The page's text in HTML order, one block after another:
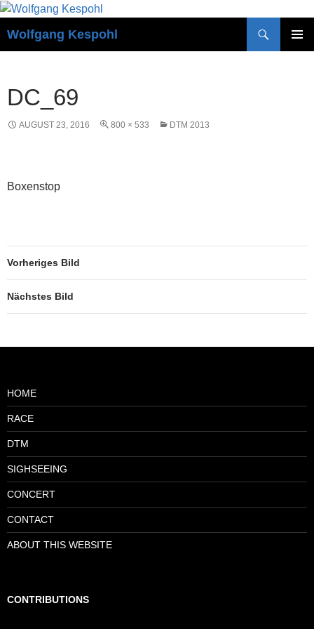
Zum
springen
Wolfgang Kespohl
DC_69
AUGUST 23, 2016 800 × 533 DTM 2013
Boxenstop
Vorheriges Bild
Nächstes Bild
HOME
RACE
DTM
SIGHSEEING
CONCERT
CONTACT
ABOUT THIS WEBSITE
CONTRIBUTIONS